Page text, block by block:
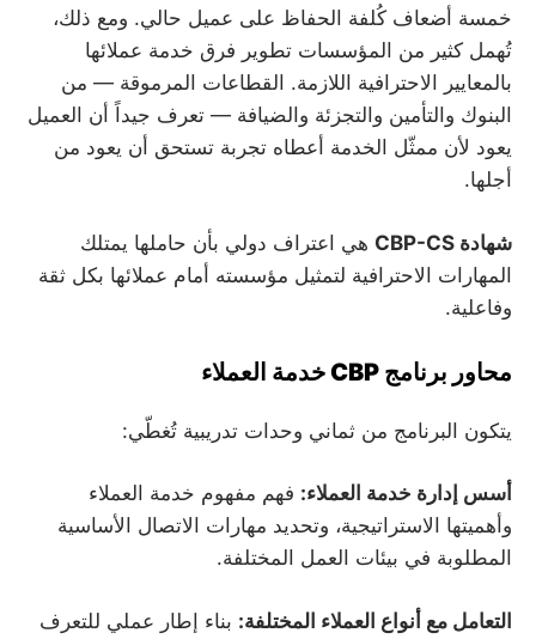
خمسة أضعاف كُلفة الحفاظ على عميل حالي. ومع ذلك،
تُهمل كثير من المؤسسات تطوير فرق خدمة عملائها
بالمعايير الاحترافية اللازمة. القطاعات المرموقة — من
البنوك والتأمين والتجزئة والضيافة — تعرف جيداً أن العميل
يعود لأن ممثّل الخدمة أعطاه تجربة تستحق أن يعود من
أجلها.
شهادة CBP-CS
هي اعتراف دولي بأن حاملها يمتلك
المهارات الاحترافية لتمثيل مؤسسته أمام عملائها بكل ثقة
وفاعلية.
محاور برنامج CBP خدمة العملاء
يتكون البرنامج من ثماني وحدات تدريبية تُغطّي:
أسس إدارة خدمة العملاء: فهم مفهوم خدمة العملاء
وأهميتها الاستراتيجية، وتحديد مهارات الاتصال الأساسية
المطلوبة في بيئات العمل المختلفة.
التعامل مع أنواع العملاء المختلفة: بناء إطار عملي للتعرف